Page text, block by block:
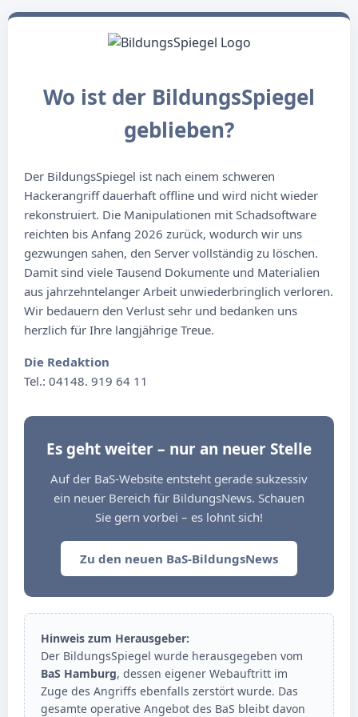
Wo ist der BildungsSpiegel
geblieben?
Der BildungsSpiegel ist nach einem schweren
Hackerangriff dauerhaft offline und wird nicht wieder
rekonstruiert. Die Manipulationen mit Schadsoftware
reichten bis Anfang 2026 zurück, wodurch wir uns
gezwungen sahen, den Server vollständig zu löschen.
Damit sind viele Tausend Dokumente und Materialien
aus jahrzehntelanger Arbeit unwiederbringlich verloren.
Wir bedauern den Verlust sehr und bedanken uns
herzlich für Ihre langjährige Treue.
Die Redaktion
Tel.: 04148. 919 64 11
Es geht weiter – nur an neuer Stelle
Auf der BaS-Website entsteht gerade sukzessiv
ein neuer Bereich für BildungsNews. Schauen
Sie gern vorbei – es lohnt sich!
Zu den neuen BaS-BildungsNews
Hinweis zum Herausgeber:
Der BildungsSpiegel wurde herausgegeben vom
BaS Hamburg, dessen eigener Webauftritt im
Zuge des Angriffs ebenfalls zerstört wurde. Das
gesamte operative Angebot des BaS bleibt davon